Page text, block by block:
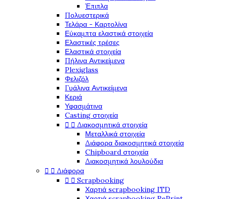
Έπιπλα
Πολυεστερικά
Τελάρα - Καρτολίνα
Εύκαμπτα ελαστικά στοιχεία
Ελαστικές τρέσες
Ελαστικά στοιχεία
Πήλινα Αντικείμενα
Plexiglass
Φελιζόλ
Γυάλινα Αντικείμενα
Κεριά
Υφασμάτινα
Casting στοιχεία
  Διακοσμητικά στοιχεία
Μεταλλικά στοιχεία
Διάφορα διακοσμητικά στοιχεία
Chipboard στοιχεία
Διακοσμητικά λουλούδια
  Διάφορα
  Scrapbooking
Χαρτιά scrapbooking ITD